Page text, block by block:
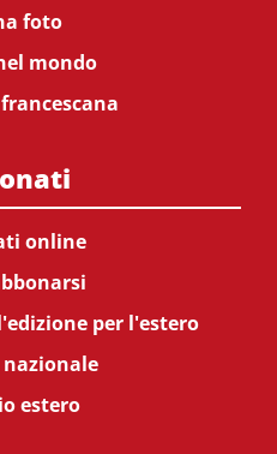
foto
mondo
online
per l'estero
estero